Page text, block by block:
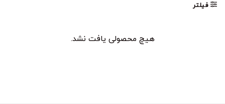
فیلتر
هیچ محصولی یافت نشد.